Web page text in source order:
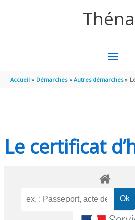
MENU
Accueil Démarches Autres démarches
Le certificat